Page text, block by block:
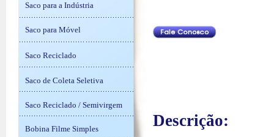
Saco para a Indústria
Saco para Móvel
Saco Reciclado
Saco de Coleta Seletiva
Saco Reciclado / Semivirgem
Bobina Filme Simples Descrição: